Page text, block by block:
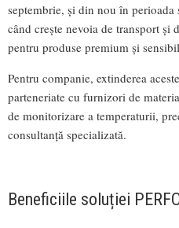
septembrie, și din nou în
când crește nevoia de transport
pentru produse premium și
Pentru companie, extinderea
parteneriate cu furnizori de
de monitorizare a temperaturii,
consultanță specializată.
Beneficiile soluției